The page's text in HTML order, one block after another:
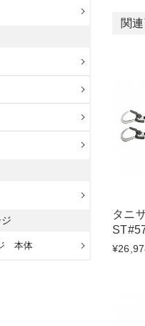
関
タニ
本体